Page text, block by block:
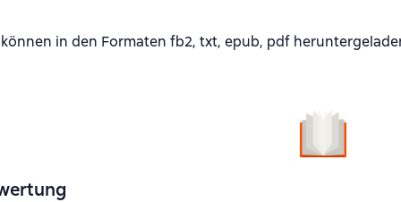
in den Formaten fb2, txt, epub, pdf